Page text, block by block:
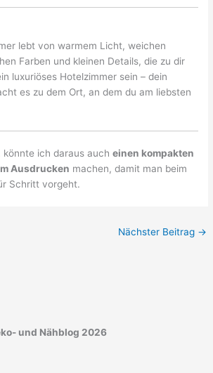
lebt von warmem Licht, weichen
Farben und kleinen Details, die zu dir
luxuriöses Hotelzimmer sein – dein
es zu dem Ort, an dem du am liebsten
könnte ich daraus aucheinen kompakten
Ausdrucken machen, damit man beim
Schritt vorgeht.
Nächster Beitrag →
und Nähblog 2026